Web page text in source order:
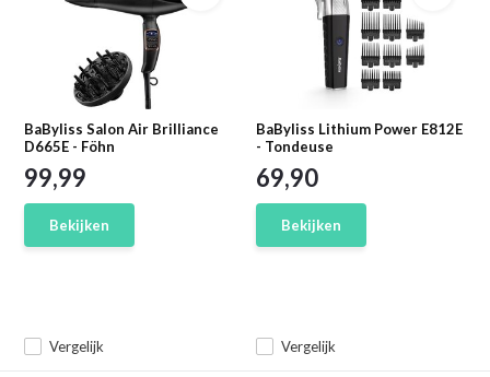
BaByliss Salon Air Brilliance
D665E - Föhn
Vergelijk
99,99
Bekijken
BaByliss Lithium Power E812E
- Tondeuse
Vergelijk
69,90
Bekijken